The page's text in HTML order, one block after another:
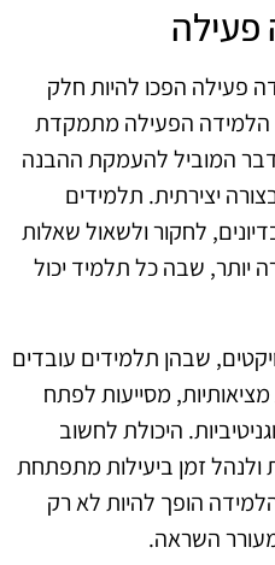
פעילה
למידה פעילה הפכו להיות חלק
הלמידה הפעילה מתמקדת
דבר המוביל להעמקת ההבנה
יצירתית. תלמידים
לחקור ולשאול שאלות
יותר, שבה כל תלמיד יכול
שבהן תלמידים עובדים
מסייעות לפתח
היכולת לחשוב
ולנהל זמן ביעילות מתפתחת
הופך להיות לא רק
השראה.